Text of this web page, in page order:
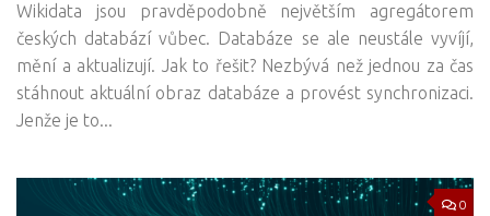
Wikidata jsou pravděpodobně největším agregátorem
českých databází vůbec. Databáze se ale neustále vyvíjí,
mění a aktualizují. Jak to řešit? Nezbývá než jednou za čas
stáhnout aktuální obraz databáze a provést synchronizaci.
Jenže je to...
0